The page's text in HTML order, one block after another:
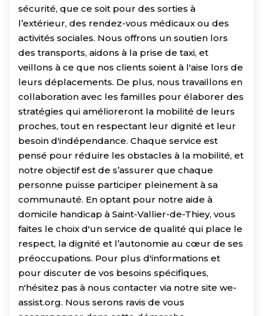
sécurité, que ce soit pour des sorties à
l’extérieur, des rendez-vous médicaux ou des
activités sociales. Nous offrons un soutien lors
des transports, aidons à la prise de taxi, et
veillons à ce que nos clients soient à l'aise lors de
leurs déplacements. De plus, nous travaillons en
collaboration avec les familles pour élaborer des
stratégies qui amélioreront la mobilité de leurs
proches, tout en respectant leur dignité et leur
besoin d'indépendance. Chaque service est
pensé pour réduire les obstacles à la mobilité, et
notre objectif est de s’assurer que chaque
personne puisse participer pleinement à sa
communauté. En optant pour notre aide à
domicile handicap à Saint-Vallier-de-Thiey, vous
faites le choix d'un service de qualité qui place le
respect, la dignité et l’autonomie au cœur de ses
préoccupations. Pour plus d'informations et
pour discuter de vos besoins spécifiques,
n'hésitez pas à nous contacter via notre site we-
assist.org. Nous serons ravis de vous